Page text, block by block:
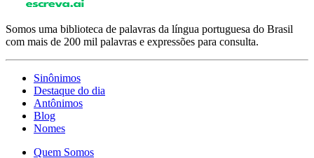
Somos uma biblioteca de palavras da língua portuguesa do Brasil
com mais de 200 mil palavras e expressões para consulta.
Sinônimos
Destaque do dia
Antônimos
Blog
Nomes
Quem Somos